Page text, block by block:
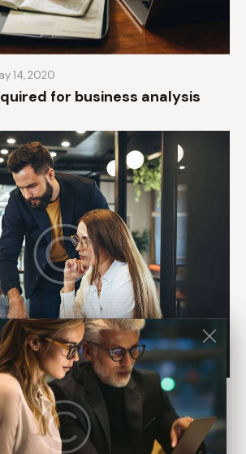
14, 2020
for business analysis
14, 2020
of accounting services